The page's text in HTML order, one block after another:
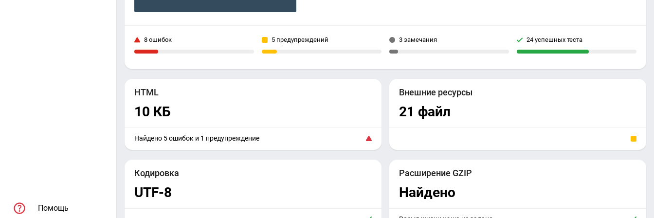
Помощь
8 ошибок 5 предупреждений 3 замечания 24 успешных теста
HTML
10 КБ
Найдено 5 ошибок и 1 предупреждение
Внешние ресурсы
21 файл
Кодировка
UTF-8
Расширение GZIP
Найдено